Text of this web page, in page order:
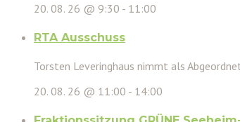
20. 08. 26 @ 9:30 - 11:00
RTA Ausschuss
Torsten Leveringhaus nimmt als
20. 08. 26 @ 11:00 - 14:00